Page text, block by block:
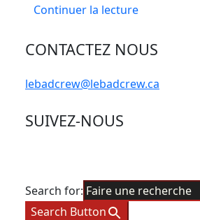
Continuer la lecture
CONTACTEZ NOUS
lebadcrew@lebadcrew.ca
SUIVEZ-NOUS
Search for:
Search Button